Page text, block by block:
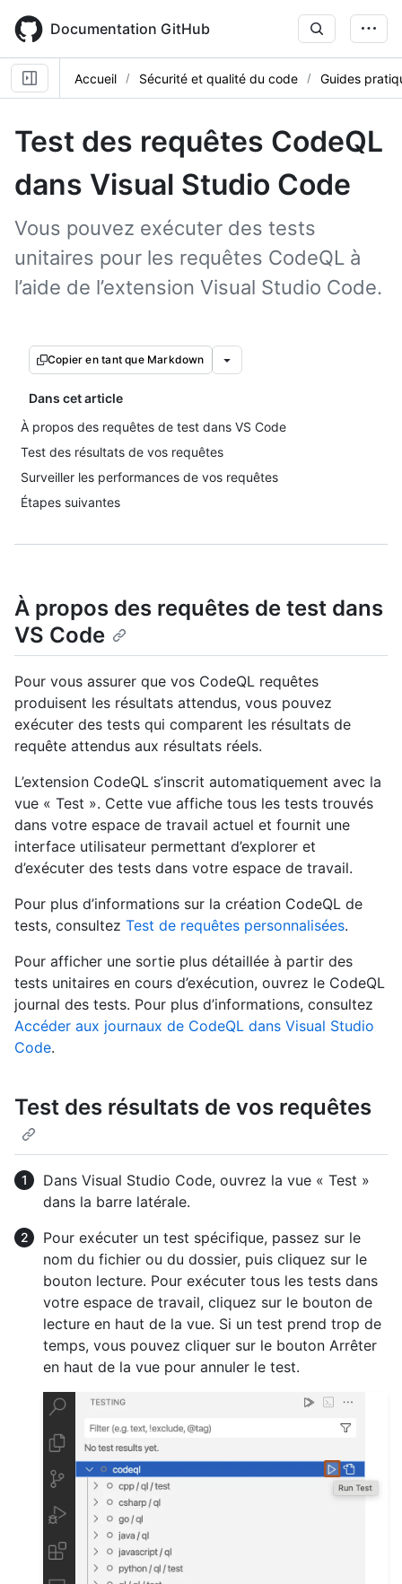
main
content
Documentation GitHub
Accueil Sécurité et qualité du code Guides
Test des requêtes CodeQL
dans Visual Studio Code
Vous pouvez exécuter des tests
unitaires pour les requêtes CodeQL à
l’aide de l’extension Visual Studio Code.
Copier en tant que Markdown
Dans cet article
À propos des requêtes de test dans VS Code
Test des résultats de vos requêtes
Surveiller les performances de vos requêtes
Étapes suivantes
À propos des requêtes de test dans
VS Code
Pour vous assurer que vos CodeQL requêtes
produisent les résultats attendus, vous pouvez
exécuter des tests qui comparent les résultats de
requête attendus aux résultats réels.
L’extension CodeQL s’inscrit automatiquement avec la
vue « Test ». Cette vue affiche tous les tests trouvés
dans votre espace de travail actuel et fournit une
interface utilisateur permettant d’explorer et
d’exécuter des tests dans votre espace de travail.
Pour plus d’informations sur la création CodeQL de
tests, consultez Test de requêtes personnalisées.
Pour afficher une sortie plus détaillée à partir des
tests unitaires en cours d’exécution, ouvrez le CodeQL
journal des tests. Pour plus d’informations, consultez
Accéder aux journaux de CodeQL dans Visual Studio
Code.
Test des résultats de vos requêtes
Dans Visual Studio Code, ouvrez la vue « Test »
dans la barre latérale.
Pour exécuter un test spécifique, passez sur le
nom du fichier ou du dossier, puis cliquez sur le
bouton lecture. Pour exécuter tous les tests dans
votre espace de travail, cliquez sur le bouton de
lecture en haut de la vue. Si un test prend trop de
temps, vous pouvez cliquer sur le bouton Arrêter
en haut de la vue pour annuler le test.